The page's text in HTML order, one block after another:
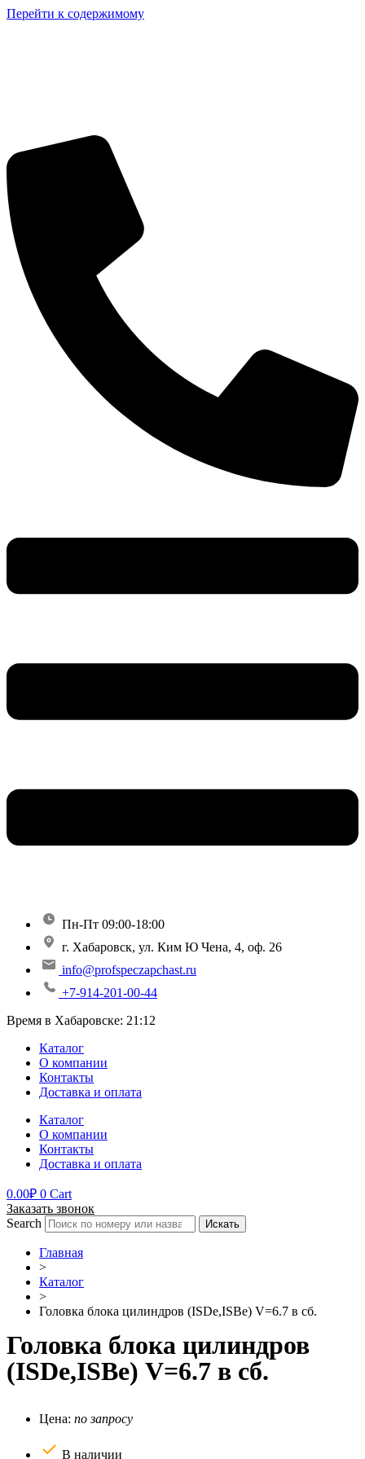
Перейти к содержимому
Пн-Пт 09:00-18:00
г. Хабаровск, ул. Ким Ю Чена, 4, оф. 26
info@profspeczapchast.ru
+7-914-201-00-44
Время в Хабаровске: 21:12
Каталог
О компании
Контакты
Доставка и оплата
Каталог
О компании
Контакты
Доставка и оплата
0.00₽ 0 Cart
Заказать звонок
Search
Искать
Главная
>
Каталог
>
Головка блока цилиндров (ISDe,ISBe) V=6.7 в сб.
Головка блока цилиндров
(ISDe,ISBe) V=6.7 в сб.
Цена: по запросу
В наличии